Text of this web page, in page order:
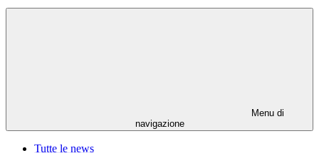
Menu di
navigazione
Tutte le news